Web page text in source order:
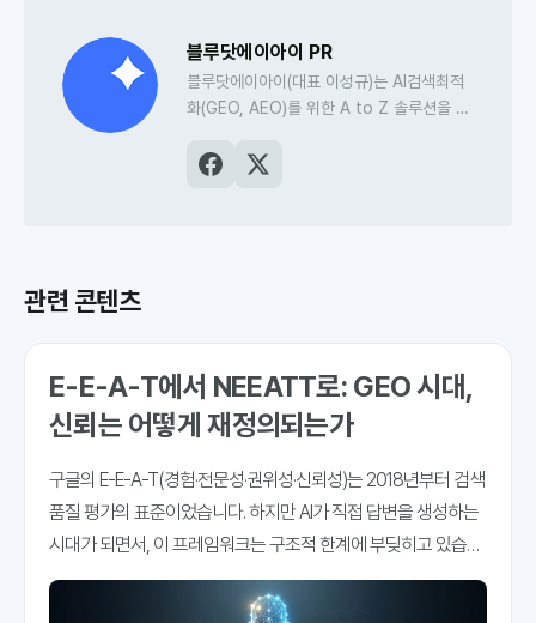
블루닷에이아이 PR
블루닷에이아이(대표 이성규)는 AI검색최적
화(GEO, AEO)를 위한 A to Z 솔루션을 개
AI검색최적화 플랫폼인
관련 콘텐츠
E-E-A-T에서 NEEATT로: GEO 시대,
신뢰는 어떻게 재정의되는가
구글의 E-E-A-T(경험·전문성·권위성·신뢰성)는 2018년부터 검색
품질 평가의 표준이었습니다. 하지만 AI가 직접 답변을 생성하는
시대가 되면서, 이 프레임워크는 구조적 한계에 부딪히고 있습니
다. Jason Barnard(Kalicube)가 제안한 NEEATT는 여기에 두 가
지 축, Notability(주목도)와 Transparency(투명성)